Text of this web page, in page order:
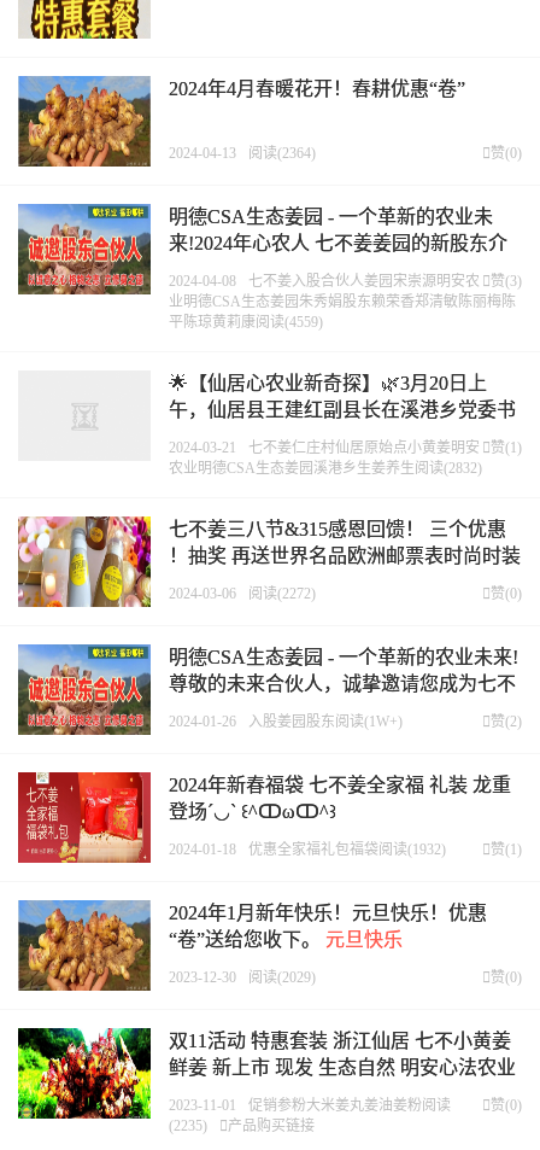
2024年4月春暖花开！春耕优惠“卷”
赞(0)
2024-04-13 阅读(2364)
明德CSA生态姜园 - 一个革新的农业未
来!2024年心农人 七不姜姜园的新股东介
祝贺心农人！
赞(3)
2024-04-08 七不姜入股合伙人姜园 宋崇源明安农
业明德CSA生态姜园 朱秀娟股东赖荣香郑清敏陈丽梅陈
平 陈琼黄莉康阅读(4559)
🌟【仙居心农业新奇探】🌿3月20日上
午，仙居县王建红副县长在溪港乡党委书
记张二兵，乡长 应晓媚陪同下莅临仁庄村
明安农业调研、指导工作。热报新闻
赞(1)
2024-03-21 七不姜仁庄村仙居原始点小黄姜明安
农业明德CSA生态姜园 溪港乡 生姜养生阅读(2832)
七不姜三八节&315感恩回馈！ 三个优惠
！抽奖 再送世界名品欧洲邮票表时尚时装
表STAMPS 派克笔 777
赞(0)
2024-03-06 阅读(2272)
明德CSA生态姜园 - 一个革新的农业未来!
尊敬的未来合伙人，诚挚邀请您成为七不
姜姜园的股东合伙人....同时招募分销代理
经销伙伴及诚聘农业农场运营，农耕及主
赞(2)
2024-01-26 入股姜园股东阅读(1W+)
2024年新春福袋 七不姜全家福 礼装 龙重
登场´◡` ꒰^ↀωↀ^꒱
赞(1)
2024-01-18 优惠全家福礼包福袋阅读(1932)
2024年1月新年快乐！元旦快乐！优惠
“卷”送给您收下。 元旦快乐
赞(0)
2023-12-30 阅读(2029)
双11活动 特惠套装 浙江仙居 七不小黄姜
鲜姜 新上市 现发 生态自然 明安心法农业
薑愛带回家！
赞(0)
2023-11-01 促销参粉大米姜丸姜油姜粉阅读
(2235)
产品购买链接